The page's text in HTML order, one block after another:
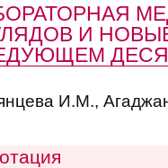
И
И.М.,